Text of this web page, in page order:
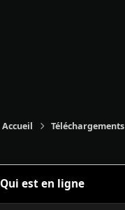
Accueil Téléchargements
Qui est en ligne